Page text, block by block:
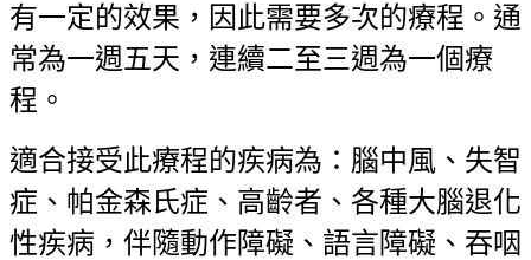
有一定的效果，因此需要多次的療程。通
常為一週五天，連續二至三週為一個療
程。
適合接受此療程的疾病為：腦中風、失智
症、帕金森氏症、高齡者、各種大腦退化
性疾病，伴隨動作障礙、語言障礙、吞咽